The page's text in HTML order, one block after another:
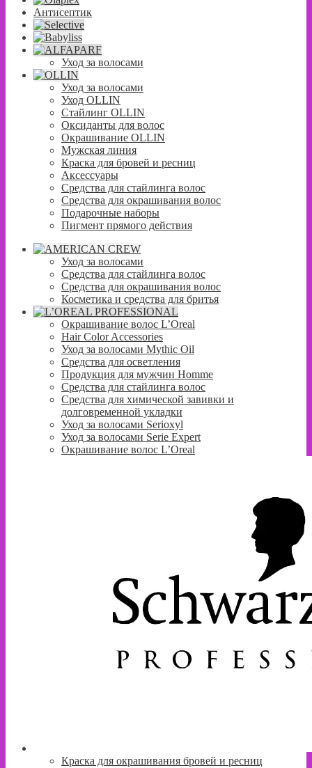
Антисептик
Уход за волосами
Уход за волосами
Уход OLLIN
Стайлинг OLLIN
Оксиданты для волос
Окрашивание OLLIN
Мужская линия
Краска для бровей и ресниц
Аксессуары
Средства для стайлинга волос
Средства для окрашивания волос
Подарочные наборы
Пигмент прямого действия
Уход за волосами
Средства для стайлинга волос
Средства для окрашивания волос
Косметика и средства для бритья
Окрашивание волос L’Oreal
Hair Color Accessories
Уход за волосами Mythic Oil
Средства для осветления
Продукция для мужчин Homme
Средства для стайлинга волос
Средства для химической завивки и
долговременной укладки
Уход за волосами Serioxyl
Уход за волосами Serie Expert
Окрашивание волос L’Oreal
Краска для окрашивания бровей и ресниц